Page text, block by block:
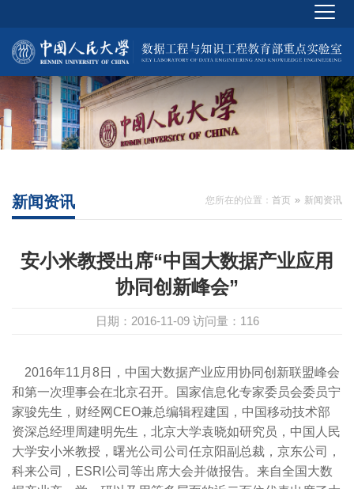
您所在的位置： 首页 新闻资讯
新闻资讯
安小米教授出席“中国大数据产业应用
协同创新峰会”
日期：2016-11-09 访问量： 116
2016年11月8日，中国大数据产业应用协同创新联盟峰会
和第一次理事会在北京召开。国家信息化专家委员会委员宁
家骏先生，财经网CEO兼总编辑程建国，中国移动技术部
资深总经理周建明先生，北京大学袁晓如研究员，中国人民
大学安小米教授，曙光公司公司任京阳副总裁，京东公司，
科来公司，ESRI公司等出席大会并做报告。来自全国大数